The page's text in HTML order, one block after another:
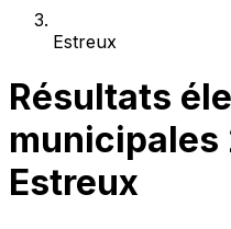
Estreux
Résultats
municipales
Estreux